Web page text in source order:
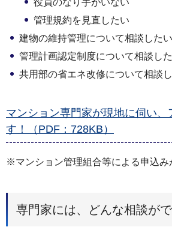
管理規約を見直したい
建物の維持管理について相談したい
管理計画認定制度について相談し
共用部の省エネ改修について相談
マンション専門家が現地に伺い、
す！（PDF：728KB）
※マンション管理組合等による申込み
専門家には、どんな相談が